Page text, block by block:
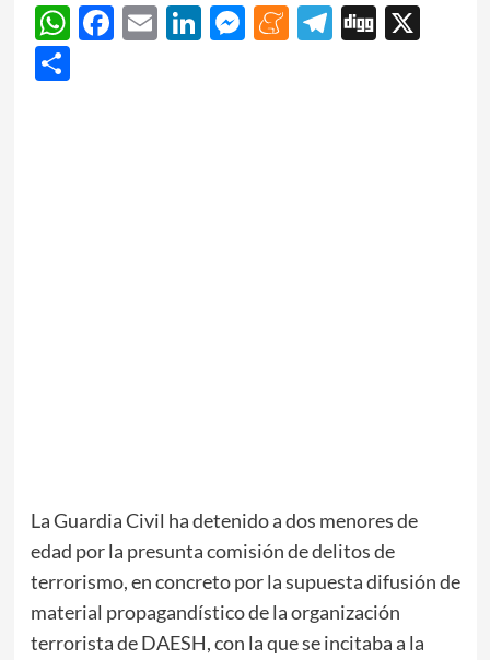
WhatsApp
Facebook
EmailLinkedIn
Messenger
Meneame
Telegram
Digg
X
Share
La Guardia Civil ha detenido a dos menores de
edad por la presunta comisión de delitos de
terrorismo, en concreto por la supuesta difusión de
material propagandístico de la organización
terrorista de DAESH, con la que se incitaba a la